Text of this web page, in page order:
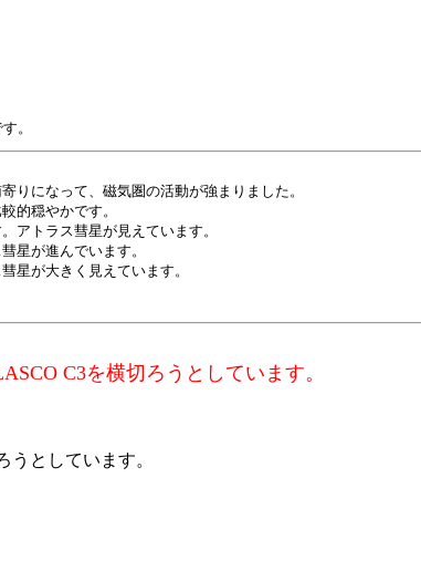
。
りになって、磁気圏の活動が強まりました。
的穏やかです。
アトラス彗星が見えています。
星が進んでいます。
星が大きく見えています。
C3を横切ろうとしています。
うとしています。